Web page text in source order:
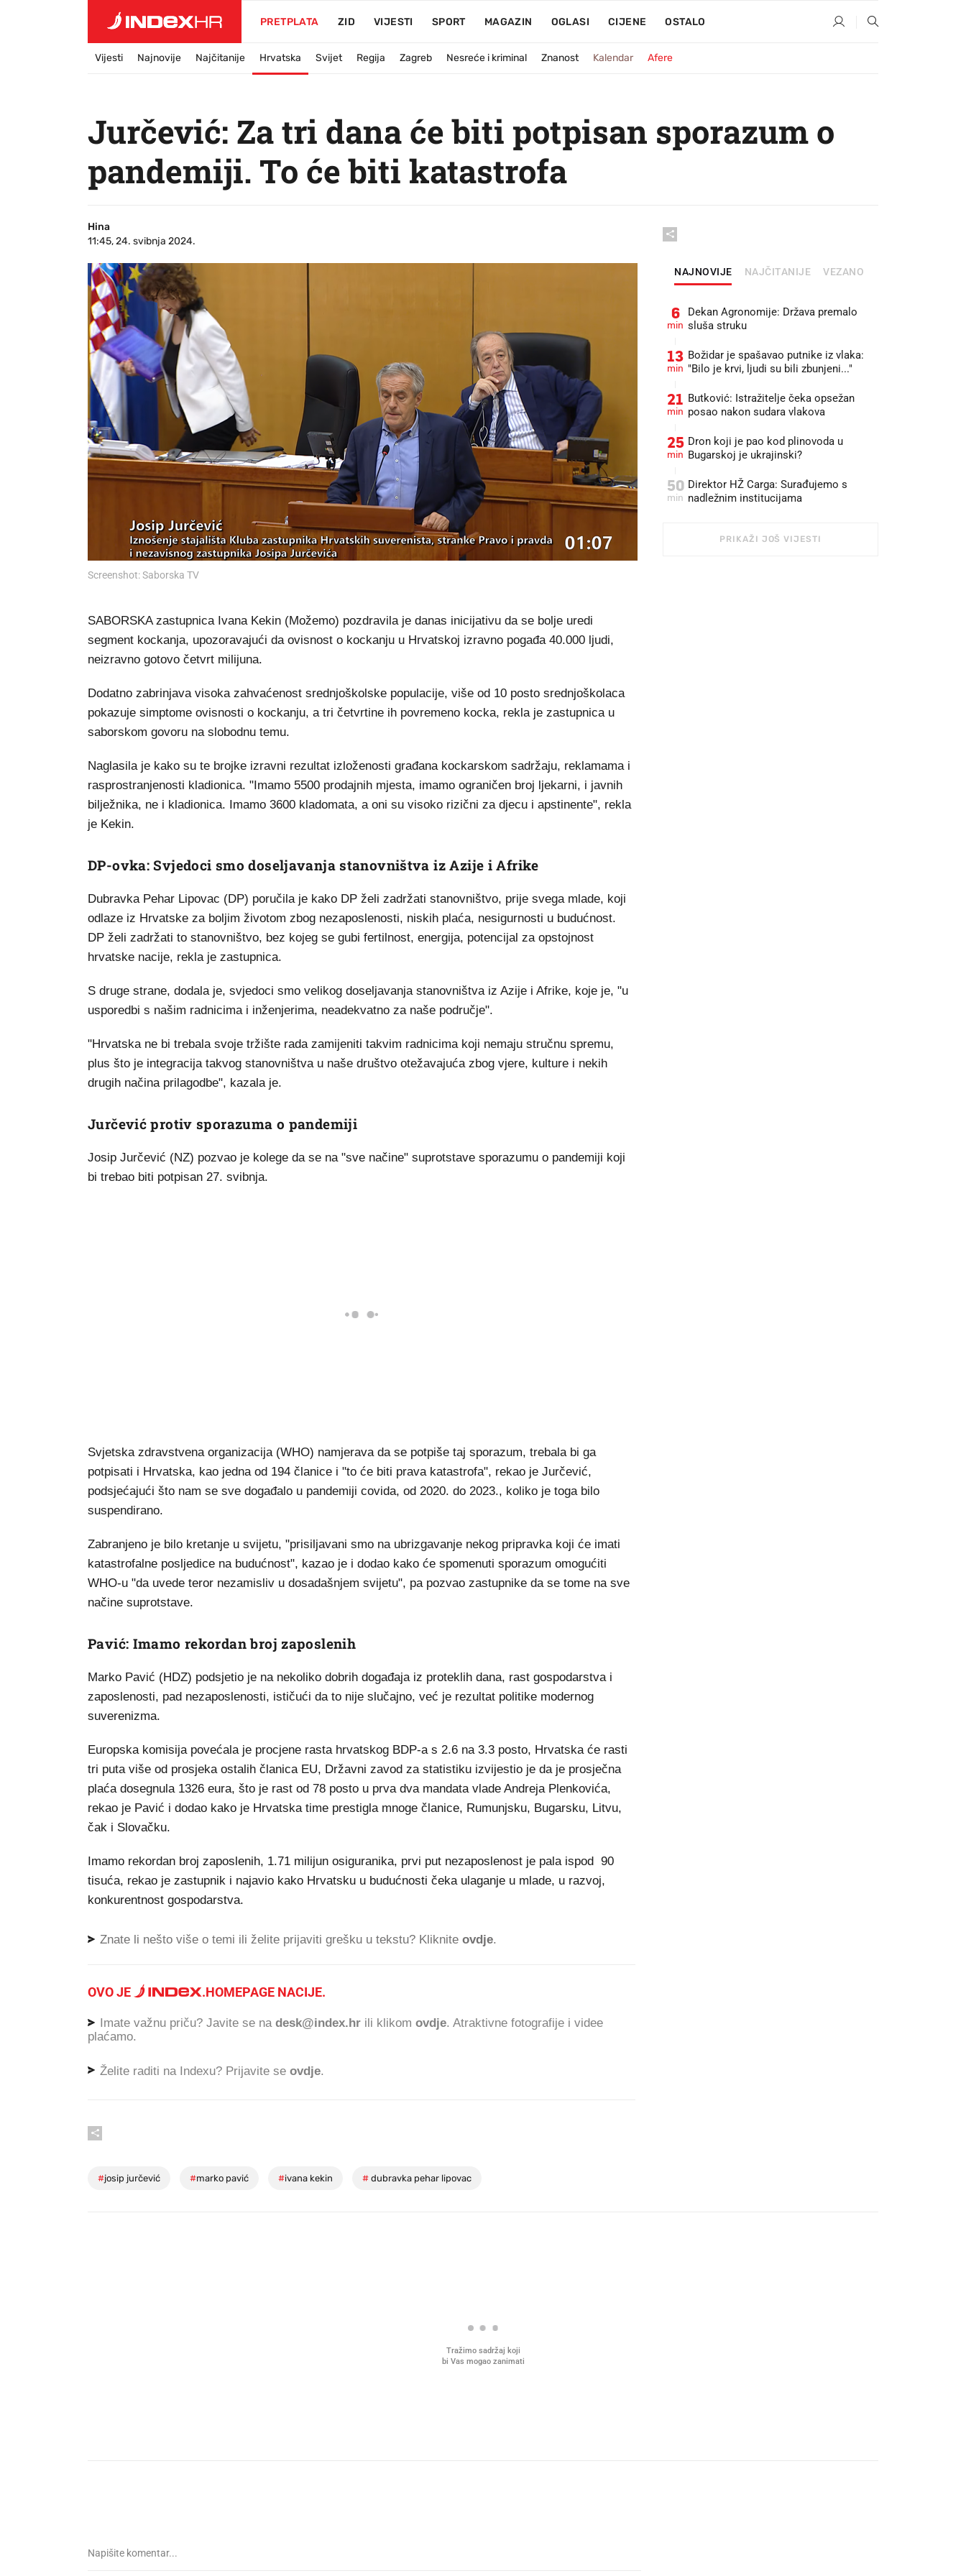
PRETPLATA ZID VIJESTI SPORT MAGAZIN OGLASI CIJENE OSTALO
Vijesti Najnovije Najčitanije Hrvatska Svijet Regija Zagreb Nesreće i kriminal Znanost Kalendar Afere
Jurčević: Za tri dana će biti potpisan sporazum o
pandemiji. To će biti katastrofa
Hina
11:45, 24. svibnja 2024.
Screenshot: Saborska TV
SABORSKA zastupnica Ivana Kekin (Možemo) pozdravila je danas inicijativu da se bolje uredi
segment kockanja, upozoravajući da ovisnost o kockanju u Hrvatskoj izravno pogađa 40.000 ljudi,
neizravno gotovo četvrt milijuna.
Dodatno zabrinjava visoka zahvaćenost srednjoškolske populacije, više od 10 posto srednjoškolaca
pokazuje simptome ovisnosti o kockanju, a tri četvrtine ih povremeno kocka, rekla je zastupnica u
saborskom govoru na slobodnu temu.
Naglasila je kako su te brojke izravni rezultat izloženosti građana kockarskom sadržaju, reklamama i
rasprostranjenosti kladionica. "Imamo 5500 prodajnih mjesta, imamo ograničen broj ljekarni, i javnih
bilježnika, ne i kladionica. Imamo 3600 kladomata, a oni su visoko rizični za djecu i apstinente", rekla
je Kekin.
DP-ovka: Svjedoci smo doseljavanja stanovništva iz Azije i Afrike
Dubravka Pehar Lipovac (DP) poručila je kako DP želi zadržati stanovništvo, prije svega mlade, koji
odlaze iz Hrvatske za boljim životom zbog nezaposlenosti, niskih plaća, nesigurnosti u budućnost.
DP želi zadržati to stanovništvo, bez kojeg se gubi fertilnost, energija, potencijal za opstojnost
hrvatske nacije, rekla je zastupnica.
S druge strane, dodala je, svjedoci smo velikog doseljavanja stanovništva iz Azije i Afrike, koje je, "u
usporedbi s našim radnicima i inženjerima, neadekvatno za naše područje".
"Hrvatska ne bi trebala svoje tržište rada zamijeniti takvim radnicima koji nemaju stručnu spremu,
plus što je integracija takvog stanovništva u naše društvo otežavajuća zbog vjere, kulture i nekih
drugih načina prilagodbe", kazala je.
Jurčević protiv sporazuma o pandemiji
Josip Jurčević (NZ) pozvao je kolege da se na "sve načine" suprotstave sporazumu o pandemiji koji
bi trebao biti potpisan 27. svibnja.
Svjetska zdravstvena organizacija (WHO) namjerava da se potpiše taj sporazum, trebala bi ga
potpisati i Hrvatska, kao jedna od 194 članice i "to će biti prava katastrofa", rekao je Jurčević,
podsjećajući što nam se sve događalo u pandemiji covida, od 2020. do 2023., koliko je toga bilo
suspendirano.
Zabranjeno je bilo kretanje u svijetu, "prisiljavani smo na ubrizgavanje nekog pripravka koji će imati
katastrofalne posljedice na budućnost", kazao je i dodao kako će spomenuti sporazum omogućiti
WHO-u "da uvede teror nezamisliv u dosadašnjem svijetu", pa pozvao zastupnike da se tome na sve
načine suprotstave.
Pavić: Imamo rekordan broj zaposlenih
Marko Pavić (HDZ) podsjetio je na nekoliko dobrih događaja iz proteklih dana, rast gospodarstva i
zaposlenosti, pad nezaposlenosti, ističući da to nije slučajno, već je rezultat politike modernog
suverenizma.
Europska komisija povećala je procjene rasta hrvatskog BDP-a s 2.6 na 3.3 posto, Hrvatska će rasti
tri puta više od prosjeka ostalih članica EU, Državni zavod za statistiku izvijestio je da je prosječna
plaća dosegnula 1326 eura, što je rast od 78 posto u prva dva mandata vlade Andreja Plenkovića,
rekao je Pavić i dodao kako je Hrvatska time prestigla mnoge članice, Rumunjsku, Bugarsku, Litvu,
čak i Slovačku.
Imamo rekordan broj zaposlenih, 1.71 milijun osiguranika, prvi put nezaposlenost je pala ispod 90
tisuća, rekao je zastupnik i najavio kako Hrvatsku u budućnosti čeka ulaganje u mlade, u razvoj,
konkurentnost gospodarstva.
Znate li nešto više o temi ili želite prijaviti grešku u tekstu? Kliknite ovdje.
OVO JE .HOMEPAGE NACIJE.
Imate važnu priču? Javite se na desk@index.hr ili klikom ovdje. Atraktivne fotografije i videe
plaćamo.
Želite raditi na Indexu? Prijavite se ovdje.
#josip jurčević #marko pavić #ivana kekin # dubravka pehar lipovac
NAJNOVIJE NAJČITANIJE VEZANO
6
min
Dekan Agronomije: Država premalo
sluša struku
13
min
Božidar je spašavao putnike iz vlaka:
"Bilo je krvi, ljudi su bili zbunjeni..."
21
min
Butković: Istražitelje čeka opsežan
posao nakon sudara vlakova
25
min
Dron koji je pao kod plinovoda u
Bugarskoj je ukrajinski?
50
min
Direktor HŽ Carga: Surađujemo s
nadležnim institucijama
PRIKAŽI JOŠ VIJESTI
Tražimo sadržaj koji
bi Vas mogao zanimati